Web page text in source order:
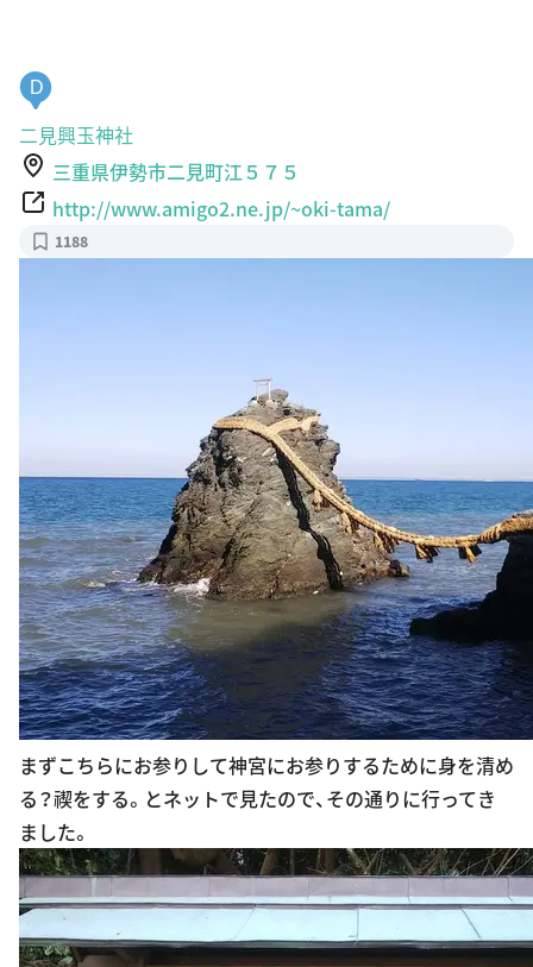
D
二見興玉神社
三重県伊勢市二見町江５７５
http://www.amigo2.ne.jp/~oki-tama/
1188
まずこちらにお参りして神宮にお参りするために身を清め
る？禊をする。とネットで見たので、その通りに行ってき
ました。